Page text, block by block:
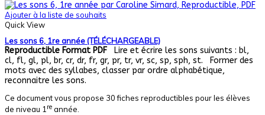
Ajouter à la liste de souhaits
Quick View
Les sons 6, 1re année (TÉLÉCHARGEABLE)
Reproductible Format PDF Lire et écrire les sons suivants : bl,
cl, fl, gl, pl, br, cr, dr, fr, gr, pr, tr, vr, sc, sp, sph, st. Former des
mots avec des syllabes, classer par ordre alphabétique,
reconnaitre les sons.
Ce document vous propose 30 fiches reproductibles pour les élèves
de niveau 1 re année.